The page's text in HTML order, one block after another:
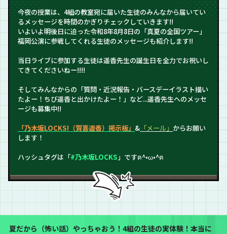
今夜の授業は、4組の教室宛に届いた生徒のみんなから届いてい
るメッセージを時間のかぎりチェックしていきます!!
いよいよ明後日に迫った令和8年8月8日の「真夏の全国ツアー」
福岡公演に参戦してくれる生徒のメッセージも紹介します!!
当日ライブに参加する生徒は遥香先生の誕生日を全力でお祝いし
てきてくださいねー!!!!
そしてみんなからの「質問・近況報告・バースデーイラスト描い
たよー！ちび遥香と出かけたよー！」など...遥香先生へのメッセ
ージも募集中!!
「乃木坂LOCKS!（賀喜遥香）掲示板」 & 「メール」 からお願い
します！
ハッシュタグは「#乃木坂LOCKS」ですฅ^•ω•^ฅ
夏だから（怖い話）やっちゃおう！4組の生徒の実体験！本当に